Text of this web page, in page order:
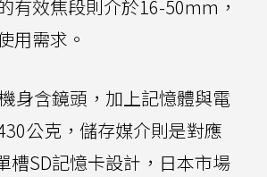
有效焦段則介於16-50mm，
用需求。
身含鏡頭，加上記憶體與電
公克，儲存媒介則是對應
槽SD記憶卡設計，日本市場